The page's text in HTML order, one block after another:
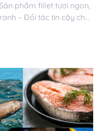
phẩm fillet tươi ngon,
– Đối tác tin cậy cho
Đông.